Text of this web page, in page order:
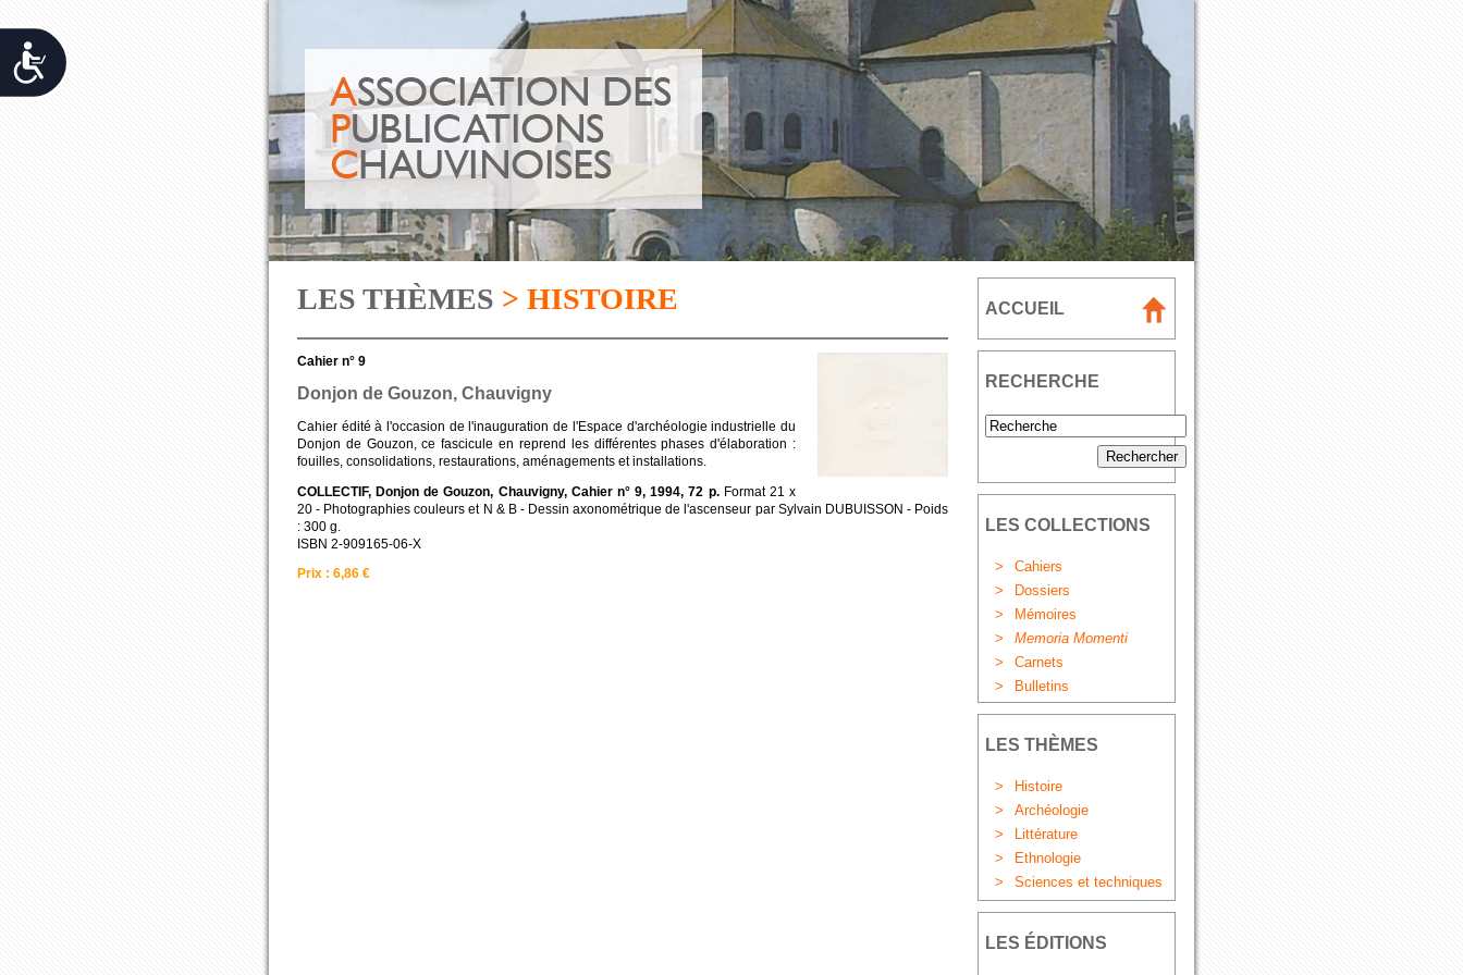
LES THÈMES > HISTOIRE
Cahier n° 9
Donjon de Gouzon, Chauvigny
Cahier édité à l'occasion de l'inauguration de l'Espace d'archéologie industrielle du
Donjon de Gouzon, ce fascicule en reprend les différentes phases d'élaboration :
fouilles, consolidations, restaurations, aménagements et installations.
COLLECTIF, Donjon de Gouzon, Chauvigny, Cahier n° 9, 1994, 72 p. Format 21 x
20 - Photographies couleurs et N & B - Dessin axonométrique de l'ascenseur par Sylvain DUBUISSON - Poids
: 300 g.
ISBN 2-909165-06-X
Prix : 6,86 €
ACCUEIL
RECHERCHE
LES COLLECTIONS
>
Cahiers
>
Dossiers
>
Mémoires
>
Memoria Momenti
>
Carnets
>
Bulletins
LES THÈMES
>
Histoire
>
Archéologie
>
Littérature
>
Ethnologie
>
Sciences et techniques
LES ÉDITIONS